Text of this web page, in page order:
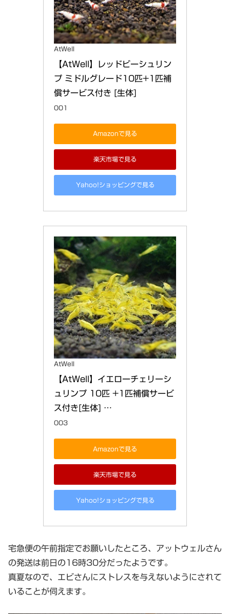
AtWell
【AtWell】レッドビーシュリン
プ ミドルグレード10匹+1匹補
償サービス付き [生体]
001
Amazonで見る
楽天市場で見る
Yahoo!ショッピングで見る
AtWell
【AtWell】イエローチェリーシ
ュリンプ 10匹 +1匹補償サービ
ス付き[生体] …
003
Amazonで見る
楽天市場で見る
Yahoo!ショッピングで見る
宅急便の午前指定でお願いしたところ、アットウェルさん
の発送は前日の16時30分だったようです。
真夏なので、エビさんにストレスを与えないようにされて
いることが伺えます。